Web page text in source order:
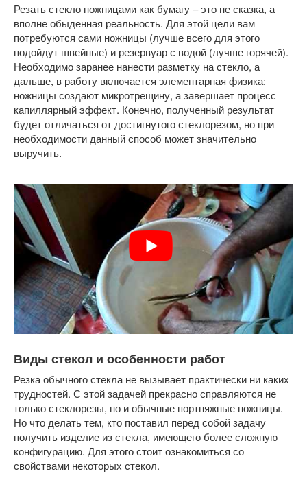
Резать стекло ножницами как бумагу – это не сказка, а
вполне обыденная реальность. Для этой цели вам
потребуются сами ножницы (лучше всего для этого
подойдут швейные) и резервуар с водой (лучше горячей).
Необходимо заранее нанести разметку на стекло, а
дальше, в работу включается элементарная физика:
ножницы создают микротрещину, а завершает процесс
капиллярный эффект. Конечно, полученный результат
будет отличаться от достигнутого стеклорезом, но при
необходимости данный способ может значительно
выручить.
Виды стекол и особенности работ
Резка обычного стекла не вызывает практически ни каких
трудностей. С этой задачей прекрасно справляются не
только стеклорезы, но и обычные портняжные ножницы.
Но что делать тем, кто поставил перед собой задачу
получить изделие из стекла, имеющего более сложную
конфигурацию. Для этого стоит ознакомиться со
свойствами некоторых стекол.